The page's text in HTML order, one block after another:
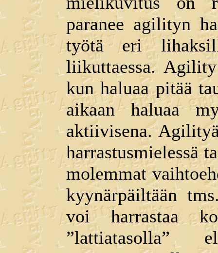
paranee agilityn
työtä eri
liikuttaessa.
kun haluaa pitää
aikaan haluaa
aktiivisena.
harrastusmielessä
molemmat
kyynärpäiltään
voi harrastaa